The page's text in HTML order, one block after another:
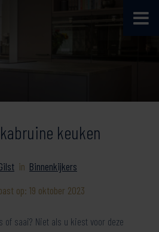
keuken
in Binnenkijkers
op: 19 oktober 2023
of saai? Niet als u kiest voor deze